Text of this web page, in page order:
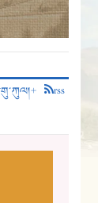
གུ་ཀུལ།+ rss